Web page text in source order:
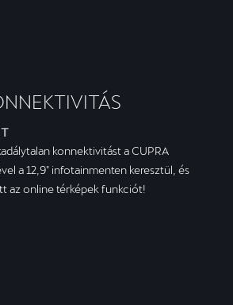
konnektivitást a CUPRA
a 12,9" infotainmenten keresztül, és
az online térképek funkciót!